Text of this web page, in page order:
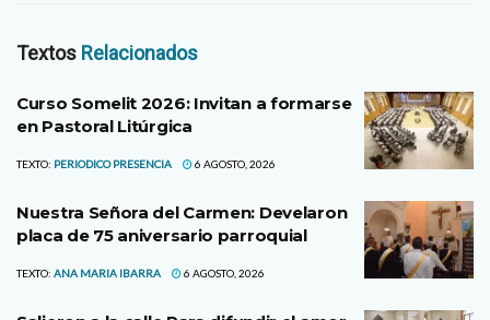
Textos Relacionados
Curso Somelit 2026: Invitan a formarse
en Pastoral Litúrgica
TEXTO: PERIODICO PRESENCIA 6 AGOSTO, 2026
Nuestra Señora del Carmen: Develaron
placa de 75 aniversario parroquial
TEXTO: ANA MARIA IBARRA 6 AGOSTO, 2026